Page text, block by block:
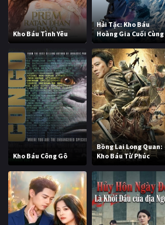
Kho Báu Tình Yêu
Hải Tặc: Kho Báu
Hoàng Gia Cuối Cùng
Kho Báu Công Gô
Bồng Lai Long Quan:
Kho Báu Từ Phúc